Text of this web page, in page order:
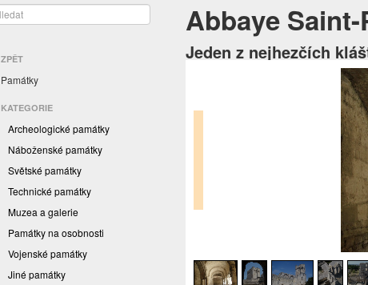
ZPĚT
Památky
KATEGORIE
Archeologické památky
Náboženské památky
Světské památky
Technické památky
Muzea a galerie
Památky na osobnosti
Vojenské památky
Jiné památky
Abbaye
Jeden z nejhezčích